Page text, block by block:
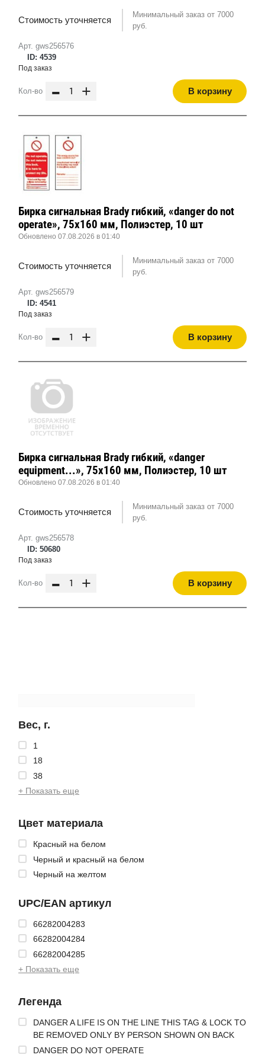
Вес, г.
1
18
38
+ Показать еще
Цвет материала
Красный на белом
Черный и красный на белом
Черный на желтом
UPC/EAN артикул
66282004283
66282004284
66282004285
+ Показать еще
Легенда
DANGER A LIFE IS ON THE LINE THIS TAG & LOCK TO
BE REMOVED ONLY BY PERSON SHOWN ON BACK
DANGER DO NOT OPERATE
Арт. gws256576
ID: 4539
Стоимость уточняется
Минимальный заказ от 7000
руб.
Под заказ
Кол-во - + В корзину
Арт. gws256579
ID: 4541
Бирка сигнальная Brady гибкий, «danger do not
operate», 75x160 мм, Полиэстер, 10 шт
Обновлено 07.08.2026 в 01:40
Стоимость уточняется
Минимальный заказ от 7000
руб.
Под заказ
Кол-во - + В корзину
Арт. gws256578
ID: 50680
Бирка сигнальная Brady гибкий, «danger
equipment...», 75x160 мм, Полиэстер, 10 шт
Обновлено 07.08.2026 в 01:40
Стоимость уточняется
Минимальный заказ от 7000
руб.
Под заказ
Кол-во - + В корзину